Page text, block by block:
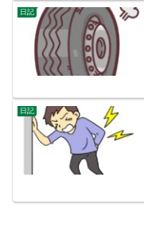
日記
日記